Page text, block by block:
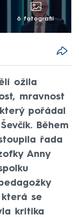
6 fotografií
ožila
mravnost
pořádal
Během
řada
Anny
která se
kritika